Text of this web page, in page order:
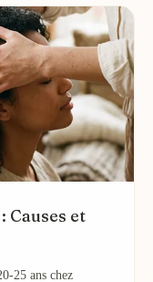
Causes et
25 ans chez